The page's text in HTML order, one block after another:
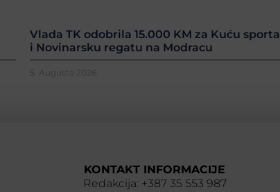
Vlada TK odobrila 15.000 KM za Kuću sporta
i Novinarsku regatu na Modracu
5. Augusta 2026.
KONTAKT INFORMACIJE
Redakcija: +387 35 553 987